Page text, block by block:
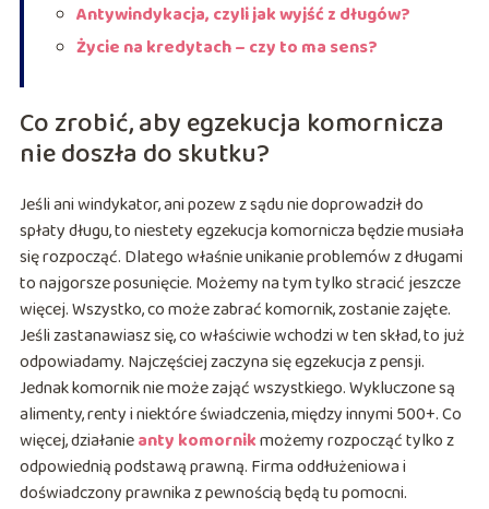
Antywindykacja, czyli jak wyjść z długów?
Życie na kredytach – czy to ma sens?
Co zrobić, aby egzekucja komornicza
nie doszła do skutku?
Jeśli ani windykator, ani pozew z sądu nie doprowadził do
spłaty długu, to niestety egzekucja komornicza będzie musiała
się rozpocząć. Dlatego właśnie unikanie problemów z długami
to najgorsze posunięcie. Możemy na tym tylko stracić jeszcze
więcej. Wszystko, co może zabrać komornik, zostanie zajęte.
Jeśli zastanawiasz się, co właściwie wchodzi w ten skład, to już
odpowiadamy. Najczęściej zaczyna się egzekucja z pensji.
Jednak komornik nie może zająć wszystkiego. Wykluczone są
alimenty, renty i niektóre świadczenia, między innymi 500+. Co
więcej, działanieanty komornikmożemy rozpocząć tylko z
odpowiednią podstawą prawną. Firma oddłużeniowa i
doświadczony prawnika z pewnością będą tu pomocni.